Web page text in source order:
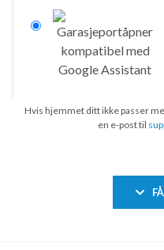
Hvis hjemmet ditt ikke passer
en e-post til